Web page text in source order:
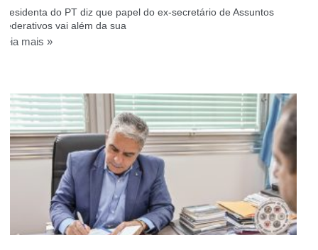
Presidenta do PT diz que papel do ex-secretário de Assuntos
Federativos vai além da sua
Leia mais »